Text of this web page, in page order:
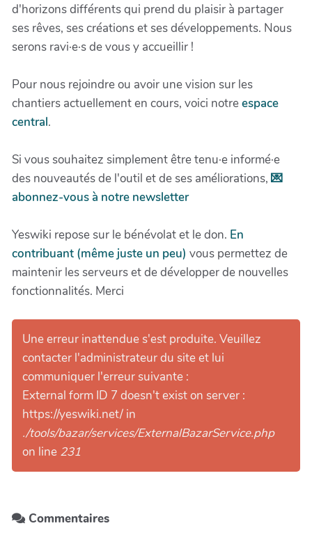
d'horizons différents qui prend du plaisir à partager
ses rêves, ses créations et ses développements. Nous
serons ravi·e·s de vous y accueillir !
Pour nous rejoindre ou avoir une vision sur les
chantiers actuellement en cours, voici notreespace
central.
Si vous souhaitez simplement être tenu·e informé·e
des nouveautés de l'outil et de ses améliorations, 💌
abonnez-vous à notre newsletter
Yeswiki repose sur le bénévolat et le don. En
contribuant (même juste un peu) vous permettez de
maintenir les serveurs et de développer de nouvelles
fonctionnalités. Merci
Une erreur inattendue s'est produite. Veuillez
contacter l'administrateur du site et lui
communiquer l'erreur suivante :
External form ID 7 doesn't exist on server :
https://yeswiki.net/ in
./tools/bazar/services/ExternalBazarService.php
on line 231
Commentaires